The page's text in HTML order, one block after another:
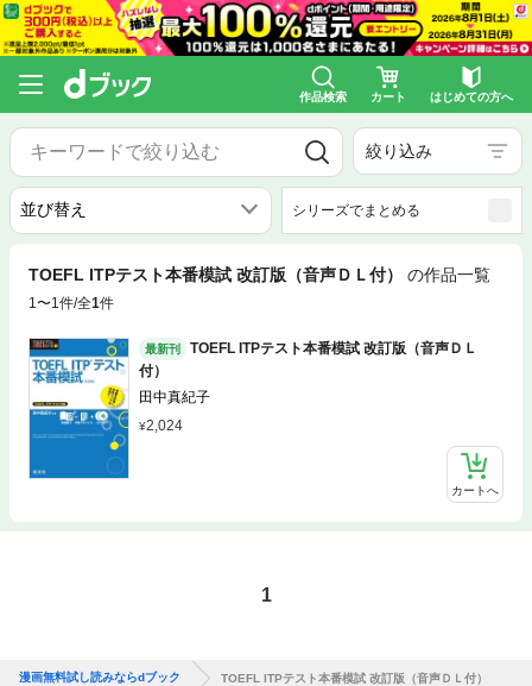
作品検索 カート はじめての方へ
絞り込み
シリーズでまとめる
TOEFL ITPテスト本番模試 改訂版（音声ＤＬ付） の作品一覧
1〜1件/全1件
最新刊
TOEFL ITPテスト本番模試 改訂版（音声ＤＬ
付）
田中真紀子
2,024
カートへ
1
漫画無料試し読みならdブック TOEFL ITPテスト本番模試 改訂版（音声ＤＬ付）